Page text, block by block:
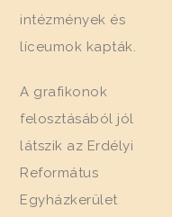
intézmények és
líceumok kapták.
A grafikonok
felosztásából jól
látszik az Erdélyi
Református
Egyházkerület